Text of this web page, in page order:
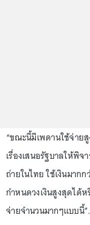
“ขณะนี้มีเพดานใช้จ่าย
เรื่องเสนอรัฐบาลให้พิ
ถ่ายในไทย ใช้เงินมาก
กำหนดวงเงินสูงสุดได้ห
จ่ายจำนวนมากๆแบบนี้”.